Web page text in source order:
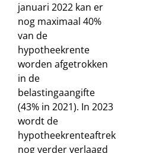
januari 2022 kan er
nog maximaal 40%
van de
hypotheekrente
worden afgetrokken
in de
belastingaangifte
(43% in 2021). In 2023
wordt de
hypotheekrenteaftrek
nog verder verlaagd